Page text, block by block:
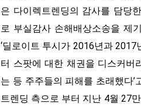
은 다이렉트렌딩의 감사를 담당
로 부실감사 손해배상소송을 제
‘딜로이트 투시가 2016년과
터 스팟에 대한 채권을 디스커버
는 등 주주들의 피해를 초래했다
트렌딩 측으로 부터 지난 4월 27